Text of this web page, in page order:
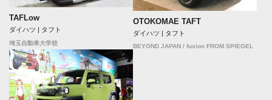
TAFLow
ダイハツ | タフト
埼玉自動車大学校
OTOKOMAE TAFT
ダイハツ | タフト
BEYOND JAPAN / fusion FROM SPIEGEL